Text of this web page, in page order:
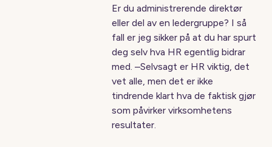
Er du administrerende direktør
eller del av en ledergruppe? I så
fall er jeg sikker på at du har spurt
deg selv hva HR egentlig bidrar
med. –Selvsagt er HR viktig, det
vet alle, men det er ikke
tindrende klart hva de faktisk gjør
som påvirker virksomhetens
resultater.